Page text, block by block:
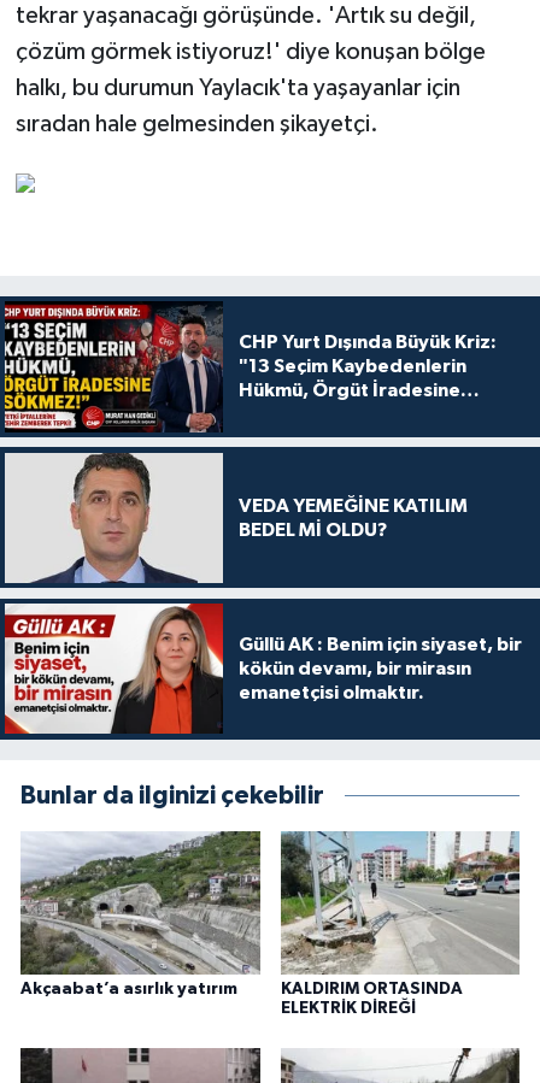
tekrar yaşanacağı görüşünde. 'Artık su değil,
çözüm görmek istiyoruz!' diye konuşan bölge
halkı, bu durumun Yaylacık'ta yaşayanlar için
sıradan hale gelmesinden şikayetçi.
CHP Yurt Dışında Büyük Kriz:
"13 Seçim Kaybedenlerin
Hükmü, Örgüt İradesine
VEDA YEMEĞİNE KATILIM
BEDEL Mİ OLDU?
Güllü AK : Benim için siyaset, bir
kökün devamı, bir mirasın
emanetçisi olmaktır.
Bunlar da ilginizi çekebilir
Akçaabat’a asırlık yatırım
KALDIRIM ORTASINDA
ELEKTRİK DİREĞİ